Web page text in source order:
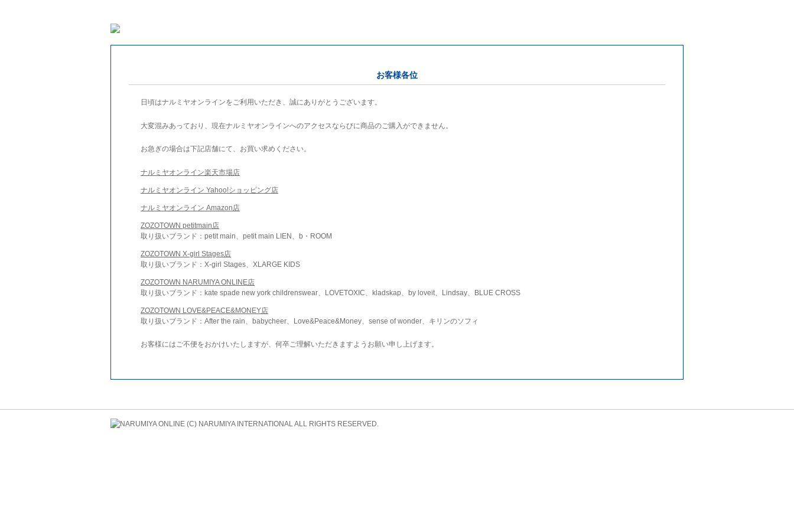
お客様各位
日頃はナルミヤオンラインをご利用いただき、誠にありがとうございます。
大変混みあっており、現在ナルミヤオンラインへのアクセスならびに商品のご購入ができません。
お急ぎの場合は下記店舗にて、お買い求めください。
ナルミヤオンライン楽天市場店
ナルミヤオンライン Yahoo!ショッピング店
ナルミヤオンライン Amazon店
ZOZOTOWN petitmain店
取り扱いブランド：petit main、petit main LIEN、b・ROOM
ZOZOTOWN X-girl Stages店
取り扱いブランド：X-girl Stages、XLARGE KIDS
ZOZOTOWN NARUMIYA ONLINE店
取り扱いブランド：kate spade new york childrenswear、LOVETOXIC、kladskap、by loveit、Lindsay、BLUE CROSS
ZOZOTOWN LOVE&PEACE&MONEY店
取り扱いブランド：After the rain、babycheer、Love&Peace&Money、sense of wonder、キリンのソフィ
お客様にはご不便をおかけいたしますが、何卒ご理解いただきますようお願い申し上げます。